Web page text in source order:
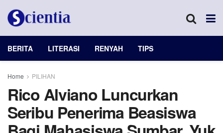
BERITA LITERASI RENYAH TIPS
Home PILIHAN
Rico Alviano Luncurkan
Seribu Penerima Beasiswa